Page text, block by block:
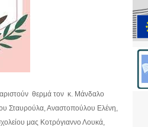
θερμά τον κ. Μάνδαλο
Σταυρούλα, Αναστοπούλου Ελένη,
μας Κοτρόγιαννο Λουκά,